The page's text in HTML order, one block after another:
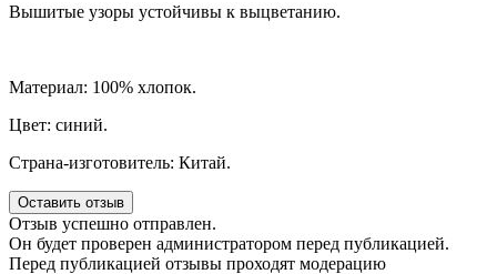
Вышитые узоры устойчивы к выцветанию.
Материал: 100% хлопок.
Цвет: синий.
Страна-изготовитель: Китай.
Оставить отзыв
Отзыв успешно отправлен.
Он будет проверен администратором перед публикацией.
Перед публикацией отзывы проходят модерацию